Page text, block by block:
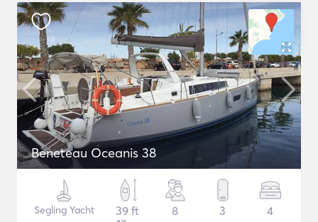
Beneteau Oceanis 38
Segling Yacht
39 ft
8 3 4